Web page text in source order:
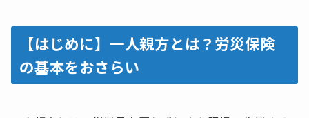
【はじめに】一人親方とは？労災保険
の基本をおさらい